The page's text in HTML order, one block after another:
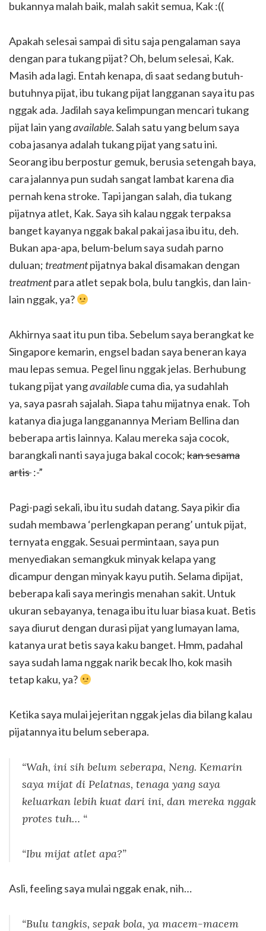
bukannya malah baik, malah sakit semua, Kak :((
Apakah selesai sampai di situ saja pengalaman saya
dengan para tukang pijat? Oh, belum selesai, Kak.
Masih ada lagi. Entah kenapa, di saat sedang butuh-
butuhnya pijat, ibu tukang pijat langganan saya itu pas
nggak ada. Jadilah saya kelimpungan mencari tukang
pijat lain yangavailable. Salah satu yang belum saya
coba jasanya adalah tukang pijat yang satu ini.
Seorang ibu berpostur gemuk, berusia setengah baya,
cara jalannya pun sudah sangat lambat karena dia
pernah kena stroke. Tapi jangan salah, dia tukang
pijatnya atlet, Kak. Saya sih kalau nggak terpaksa
banget kayanya nggak bakal pakai jasa ibu itu, deh.
Bukan apa-apa, belum-belum saya sudah parno
duluan; treatmentpijatnya bakal disamakan dengan
treatmentpara atlet sepak bola, bulu tangkis, dan lain-
lain nggak, ya?
Akhirnya saat itu pun tiba. Sebelum saya berangkat ke
Singapore kemarin, engsel badan saya beneran kaya
mau lepas semua. Pegel linu nggak jelas. Berhubung
tukang pijat yangavailablecuma dia, ya sudahlah
ya, saya pasrah sajalah. Siapa tahu mijatnya enak. Toh
katanya dia juga langganannya Meriam Bellina dan
beberapa artis lainnya. Kalau mereka saja cocok,
barangkali nanti saya juga bakal cocok;kan sesama
artis:-”
Pagi-pagi sekali, ibu itu sudah datang. Saya pikir dia
sudah membawa ‘perlengkapan perang’ untuk pijat,
ternyata enggak. Sesuai permintaan, saya pun
menyediakan semangkuk minyak kelapa yang
dicampur dengan minyak kayu putih. Selama dipijat,
beberapa kali saya meringis menahan sakit. Untuk
ukuran sebayanya, tenaga ibu itu luar biasa kuat. Betis
saya diurut dengan durasi pijat yang lumayan lama,
katanya urat betis saya kaku banget. Hmm, padahal
saya sudah lama nggak narik becak lho, kok masih
tetap kaku, ya?
Ketika saya mulai jejeritan nggak jelas dia bilang kalau
pijatannya itu belum seberapa.
“Wah, ini sih belum seberapa, Neng. Kemarin
saya mijat di Pelatnas, tenaga yang saya
keluarkan lebih kuat dari ini, dan mereka nggak
protes tuh… “
“Ibu mijat atlet apa?”
Asli, feeling saya mulai nggak enak, nih…
“Bulu tangkis, sepak bola, ya macem-macem